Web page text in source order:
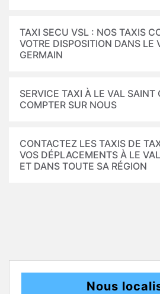
TAXI SECU VSL : NOS TAXIS
VOTRE DISPOSITION DANS LE
GERMAIN
SERVICE TAXI À LE VAL SAINT
COMPTER SUR NOUS
CONTACTEZ LES TAXIS DE
VOS DÉPLACEMENTS À LE
ET DANS TOUTE SA RÉGION
Nous